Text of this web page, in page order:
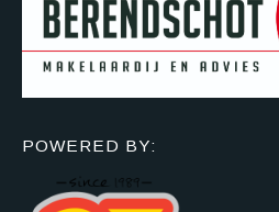
POWERED BY: